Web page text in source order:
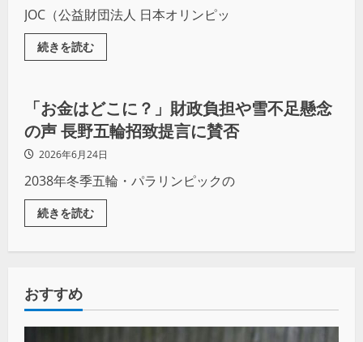
JOC（公益財団法人 日本オリンピッ
続きを読む
ニュース 地域スポーツ
「お金はどこに？」財政負担や雪不足懸念
の声 長野五輪招致提言に賛否
2026年6月24日
2038年冬季五輪・パラリンピックの
続きを読む
おすすめ